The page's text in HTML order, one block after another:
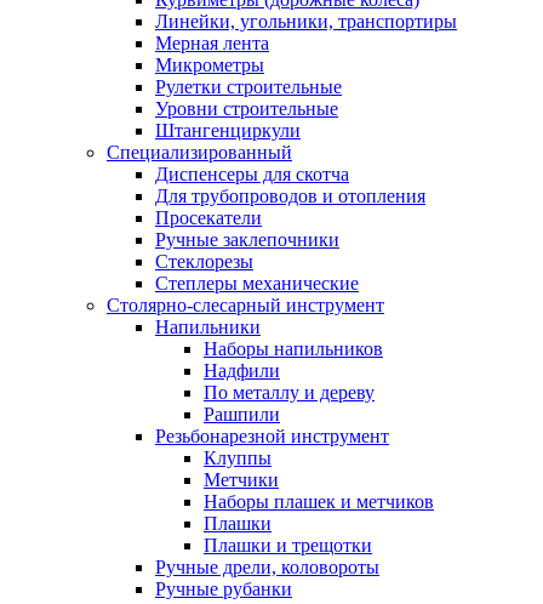
Линейки, угольники, транспортиры
Мерная лента
Микрометры
Рулетки строительные
Уровни строительные
Штангенциркули
Специализированный
Диспенсеры для скотча
Для трубопроводов и отопления
Просекатели
Ручные заклепочники
Стеклорезы
Степлеры механические
Столярно-слесарный инструмент
Напильники
Наборы напильников
Надфили
По металлу и дереву
Рашпили
Резьбонарезной инструмент
Клуппы
Метчики
Наборы плашек и метчиков
Плашки
Плашки и трещотки
Ручные дрели, коловороты
Ручные рубанки